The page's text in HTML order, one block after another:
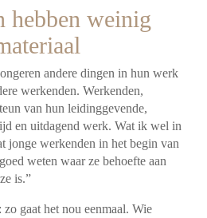
hebben weinig
andere dingen in hun werk
werkenden. Werkenden,
van hun leidinggevende,
en uitdagend werk.Wat ik wel in
jonge werkenden in het begin van
weten waar ze behoefte aan
is.”
gaat het nou eenmaal. Wie